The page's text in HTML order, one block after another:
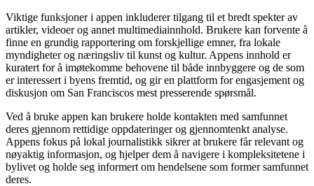
Viktige funksjoner i appen inkluderer tilgang til et bredt spekter av
artikler, videoer og annet multimediainnhold. Brukere kan forvente å
finne en grundig rapportering om forskjellige emner, fra lokale
myndigheter og næringsliv til kunst og kultur. Appens innhold er
kuratert for å imøtekomme behovene til både innbyggere og de som
er interessert i byens fremtid, og gir en plattform for engasjement og
diskusjon om San Franciscos mest presserende spørsmål.
Ved å bruke appen kan brukere holde kontakten med samfunnet
deres gjennom rettidige oppdateringer og gjennomtenkt analyse.
Appens fokus på lokal journalistikk sikrer at brukere får relevant og
nøyaktig informasjon, og hjelper dem å navigere i kompleksitetene i
bylivet og holde seg informert om hendelsene som former samfunnet
deres.